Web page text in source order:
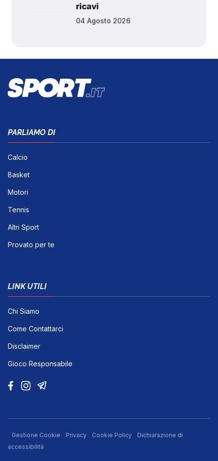
ricavi
04 Agosto 2026
PARLIAMO DI
Calcio
Basket
Motori
Tennis
Altri Sport
Provato per te
LINK UTILI
Chi Siamo
Come Contattarci
Disclaimer
Gioco Responsabile
Gestione Cookie Privacy Cookie Policy
Dichiarazione di
accessibilità